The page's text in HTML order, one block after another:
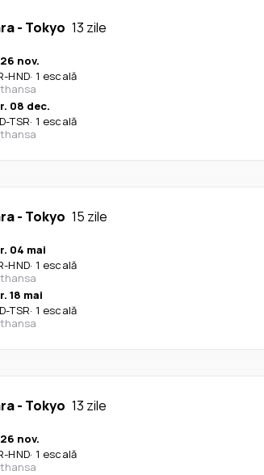
- Tokyo 13 zile
nov.
-HND· 1 escală
08 dec.
-TSR· 1 escală
- Tokyo 15 zile
04 mai
-HND· 1 escală
18 mai
-TSR· 1 escală
- Tokyo 13 zile
nov.
-HND· 1 escală